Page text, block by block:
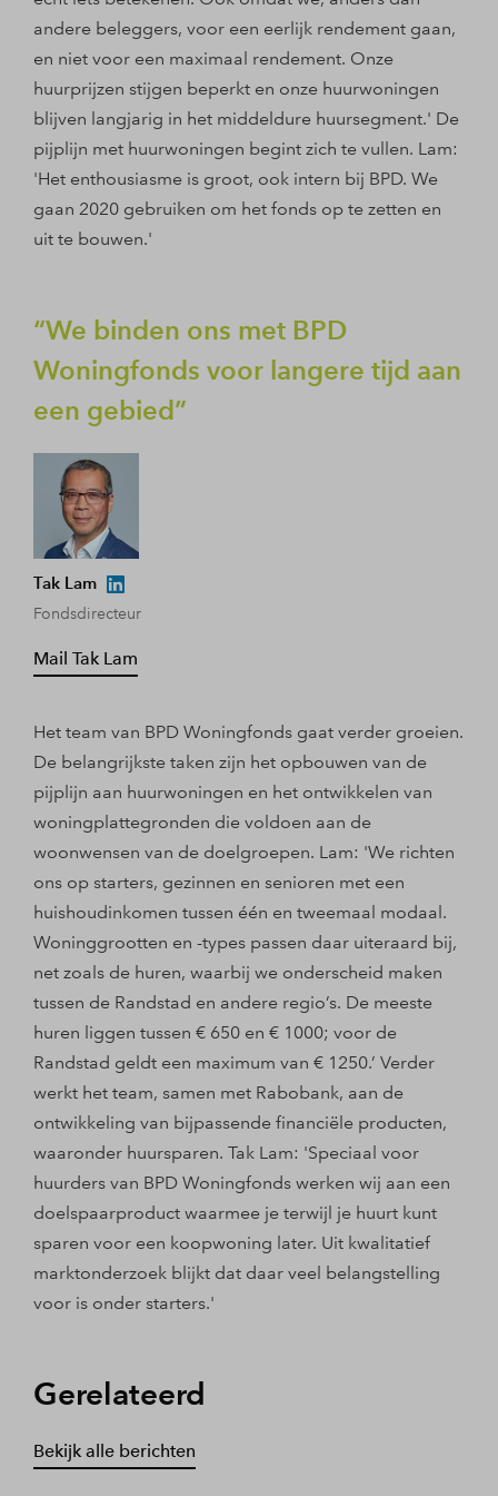
andere beleggers, voor een eerlijk rendement gaan,
en niet voor een maximaal rendement. Onze
huurprijzen stijgen beperkt en onze huurwoningen
blijven langjarig in het middeldure huursegment.' De
pijplijn met huurwoningen begint zich te vullen. Lam:
'Het enthousiasme is groot, ook intern bij BPD. We
gaan 2020 gebruiken om het fonds op te zetten en
uit te bouwen.'
We binden ons met BPD
Woningfonds voor langere tijd aan
een gebied
Tak Lam
Fondsdirecteur
Mail Tak Lam
Het team van BPD Woningfonds gaat verder groeien.
De belangrijkste taken zijn het opbouwen van de
pijplijn aan huurwoningen en het ontwikkelen van
woningplattegronden die voldoen aan de
woonwensen van de doelgroepen. Lam: 'We richten
ons op starters, gezinnen en senioren met een
huishoudinkomen tussen één en tweemaal modaal.
Woninggrootten en -types passen daar uiteraard bij,
net zoals de huren, waarbij we onderscheid maken
tussen de Randstad en andere regio’s. De meeste
huren liggen tussen € 650 en € 1000; voor de
Randstad geldt een maximum van € 1250.’ Verder
werkt het team, samen met Rabobank, aan de
ontwikkeling van bijpassende financiële producten,
waaronder huursparen. Tak Lam: 'Speciaal voor
huurders van BPD Woningfonds werken wij aan een
doelspaarproduct waarmee je terwijl je huurt kunt
sparen voor een koopwoning later. Uit kwalitatief
marktonderzoek blijkt dat daar veel belangstelling
voor is onder starters.'
Gerelateerd
Bekijk alle berichten